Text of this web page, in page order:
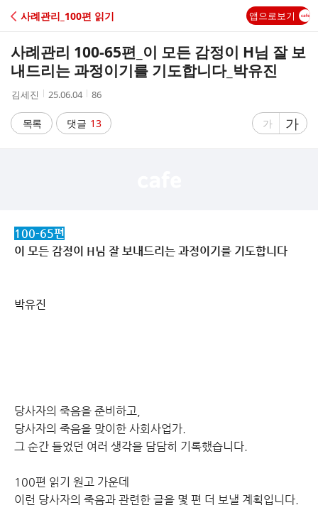
C
사례관리_100편 읽기 앱으로보기
사례관리 100-65편_이 모든 감정이 H님 잘 보
내드리는 과정이기를 기도합니다_박유진
작
자
김세진
작
시
간
25.06.04
조
수
86
목록 댓글 13
글
가
글
자
가
100-65편
이 모든 감정이 H님 잘 보내드리는 과정이기를 기도합니다
박유진
당사자의 죽음을 준비하고,
당사자의 죽음을 맞이한 사회사업가.
그 순간 들었던 여러 생각을 담담히 기록했습니다.
100편 읽기 원고 가운데
이런 당사자의 죽음과 관련한 글을 몇 편 더 보낼 계획입니다.